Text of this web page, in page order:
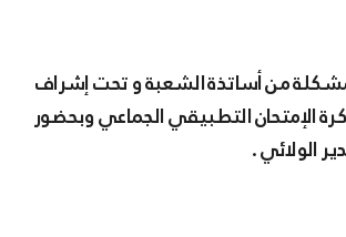
من أساتذة الشعبة و تحت إشراف
الإمتحان التطبيقي الجماعي وبحضور
الولائي .